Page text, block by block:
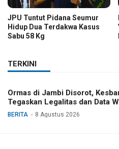
JPU Tuntut Pidana Seumur
Hidup Dua Terdakwa Kasus
Sabu 58 Kg
TERKINI
Ormas di Jambi Disorot,
Tegaskan Legalitas dan Data
BERITA 8 Agustus 2026